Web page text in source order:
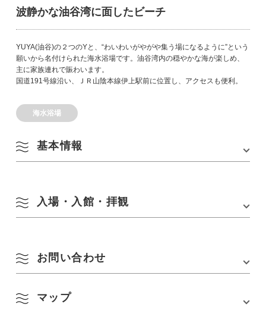
波静かな油谷湾に面したビーチ
YUYA(油谷)の２つのYと、“わいわいがやがや集う場になるように”という
願いから名付けられた海水浴場です。油谷湾内の穏やかな海が楽しめ、
主に家族連れで賑わいます。
国道191号線沿い、ＪＲ山陰本線伊上駅前に位置し、アクセスも便利。
海水浴場
基本情報
TEL 0837-23-1252(長門市役所 観光政策課)
駐車場 100台
入場・入館・拝観
9:00～16:30
お問い合わせ
TEL : 0837-23-1252(長門市役所 観光政策課)
マップ